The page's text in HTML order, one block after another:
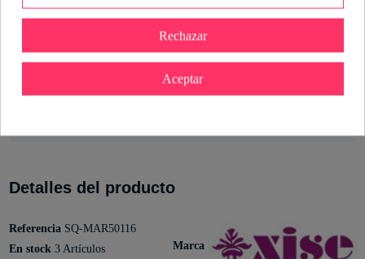
para tu colección.
Sexóloga de Industrial Erótica
Detalles del producto
Marca
Referencia SQ-MAR50116
En stock 3 Artículos
Rechazar
Aceptar